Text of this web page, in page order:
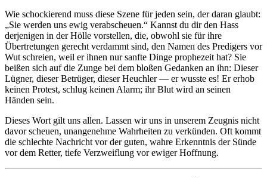
Wie schockierend muss diese Szene für jeden sein, der daran glaubt:
„Sie werden uns ewig verabscheuen.“ Kannst du dir den Hass
derjenigen in der Hölle vorstellen, die, obwohl sie für ihre
Übertretungen gerecht verdammt sind, den Namen des Predigers vor
Wut schreien, weil er ihnen nur sanfte Dinge prophezeit hat? Sie
beißen sich auf die Zunge bei dem bloßen Gedanken an ihn: Dieser
Lügner, dieser Betrüger, dieser Heuchler — er wusste es! Er erhob
keinen Protest, schlug keinen Alarm; ihr Blut wird an seinen
Händen sein.
Dieses Wort gilt uns allen. Lassen wir uns in unserem Zeugnis nicht
davor scheuen, unangenehme Wahrheiten zu verkünden. Oft kommt
die schlechte Nachricht vor der guten, wahre Erkenntnis der Sünde
vor dem Retter, tiefe Verzweiflung vor ewiger Hoffnung.